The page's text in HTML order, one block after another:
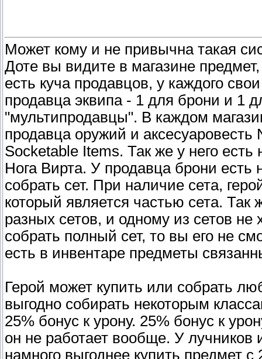
Может кому и не привычна такая
Доте вы видите в магазине
есть куча продавцов, у каждого
продавца эквипа - 1 для брони и 1
"мультипродавцы". В каждом
продавца оружий и
Socketable Items. Так же у него
Нога Вирта. У продавца брони
собрать сет. При наличие сета,
который является частью сета. Так
разных сетов, и одному из сетов
собрать полный сет, то вы его не
есть в инвентаре предметы
Герой может купить или собрать
выгодно собирать некоторым
25% бонус к урону. 25% бонус к
он не работает вообще. У
намного выгоднее купить предмет